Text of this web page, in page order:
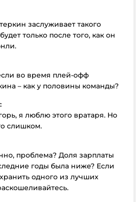
заслуживает такого
только после того, как он
во время плей-офф
– как у половины команды?
я люблю этого вратаря. Но
слишком.
проблема? Доля зарплаты
годы была ниже? Если
одного из лучших